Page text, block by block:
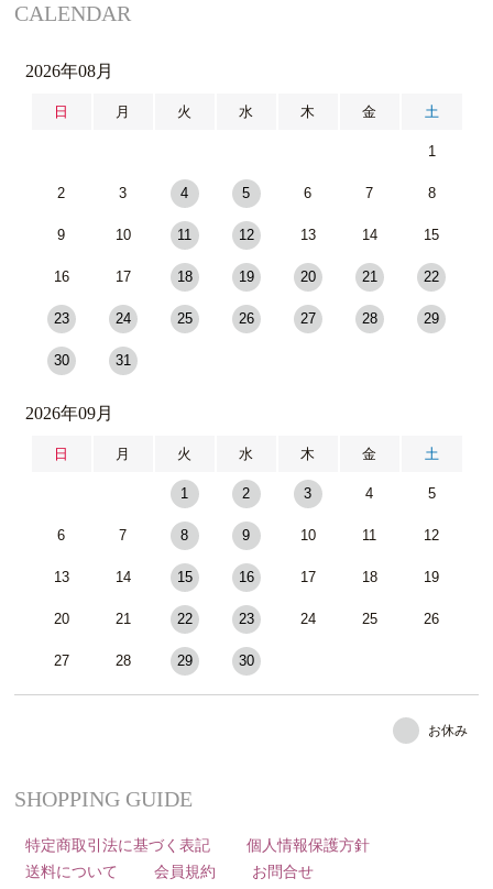
CALENDAR
2026年08月
日 月 火 水 木 金 土
1
2 3 4 5 6 7 8
9 10 11 12 13 14 15
16 17 18 19 20 21 22
23 24 25 26 27 28 29
30 31
2026年09月
日 月 火 水 木 金 土
1 2 3 4 5
6 7 8 9 10 11 12
13 14 15 16 17 18 19
20 21 22 23 24 25 26
27 28 29 30
お休み
SHOPPING GUIDE
特定商取引法に基づく表記
個人情報保護方針
送料について
会員規約 お問合せ